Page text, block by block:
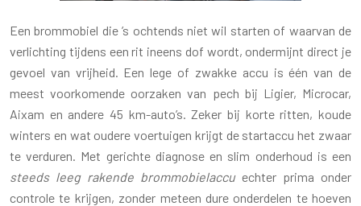
Een brommobiel die ’s ochtends niet wil starten of waarvan de
verlichting tijdens een rit ineens dof wordt, ondermijnt direct je
gevoel van vrijheid. Een lege of zwakke accu is één van de
meest voorkomende oorzaken van pech bij Ligier, Microcar,
Aixam en andere 45 km-auto’s. Zeker bij korte ritten, koude
winters en wat oudere voertuigen krijgt de startaccu het zwaar
te verduren. Met gerichte diagnose en slim onderhoud is een
steeds leeg rakende brommobielaccuechter prima onder
controle te krijgen, zonder meteen dure onderdelen te hoeven